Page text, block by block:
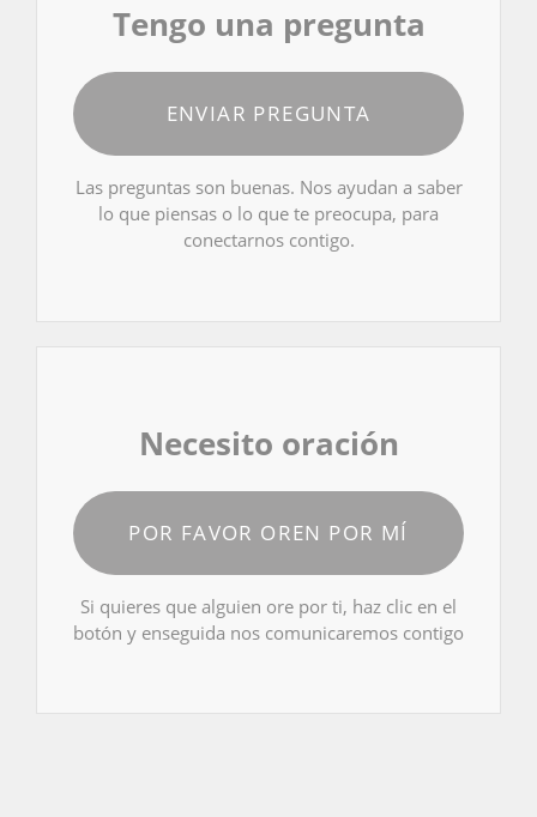
Tengo una pregunta
ENVIAR PREGUNTA
Las preguntas son buenas. Nos ayudan a saber
lo que piensas o lo que te preocupa, para
conectarnos contigo.
Necesito oración
POR FAVOR OREN POR MÍ
Si quieres que alguien ore por ti, haz clic en el
botón y enseguida nos comunicaremos contigo